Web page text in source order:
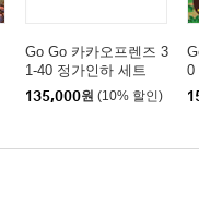
Go Go 카카오프렌즈 3
1-40 정가인하 세트
135,000원 (10% 할인)
0